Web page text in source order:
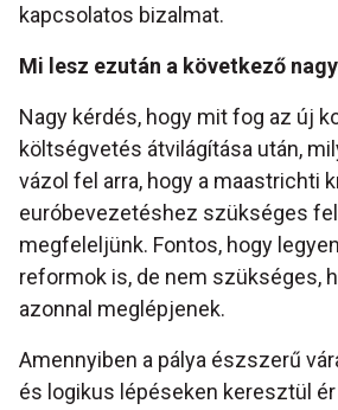
kapcsolatos bizalmat.
Mi lesz ezután a következő
Nagy kérdés, hogy mit fog az új
költségvetés átvilágítása után,
vázol fel arra, hogy a maastrichti
euróbevezetéshez szükséges
megfeleljünk. Fontos, hogy
reformok is, de nem szükséges,
azonnal meglépjenek.
Amennyiben a pálya észszerű
és logikus lépéseken keresztül